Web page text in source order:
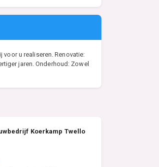
u realiseren. Renovatie:
jaren. Onderhoud: Zowel
Koerkamp Twello